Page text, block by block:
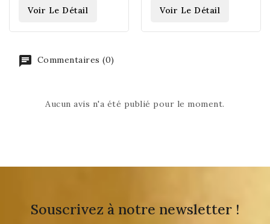
Voir Le Détail Voir Le Détail
Commentaires (0)
Aucun avis n'a été publié pour le moment.
Souscrivez à notre newsletter !